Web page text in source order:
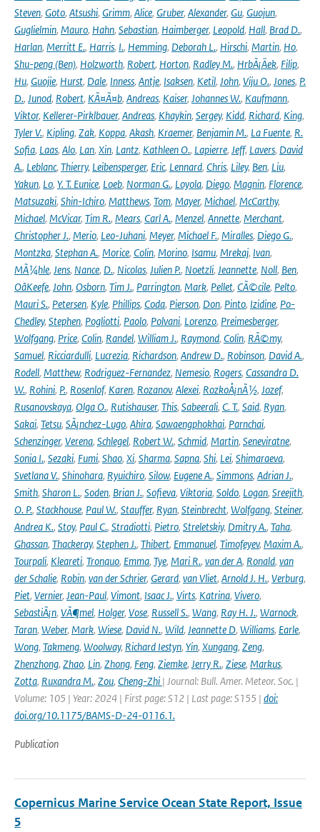
Steven, Goto, Atsushi, Grimm, Alice, Gruber, Alexander, Gu, Guojun,
Guglielmin, Mauro, Hahn, Sebastian, Haimberger, Leopold, Hall, Brad D.,
Harlan, Merritt E., Harris, I., Hemming, Deborah L., Hirschi, Martin, Ho,
Shu-peng (Ben), Holzworth, Robert, Horton, Radley M., HrbÃ¡Äek, Filip,
Hu, Guojie, Hurst, Dale, Inness, Antje, Isaksen, Ketil, John, Viju O., Jones, P.
D., Junod, Robert, KÃ¤Ã¤b, Andreas, Kaiser, Johannes W., Kaufmann,
Viktor, Kellerer-Pirklbauer, Andreas, Khaykin, Sergey, Kidd, Richard, King,
Tyler V., Kipling, Zak, Koppa, Akash, Kraemer, Benjamin M., La Fuente, R.
Sofia, Laas, Alo, Lan, Xin, Lantz, Kathleen O., Lapierre, Jeff, Lavers, David
A., Leblanc, Thierry, Leibensperger, Eric, Lennard, Chris, Liley, Ben, Liu,
Yakun, Lo, Y. T. Eunice, Loeb, Norman G., Loyola, Diego, Magnin, Florence,
Matsuzaki, Shin-Ichiro, Matthews, Tom, Mayer, Michael, McCarthy,
Michael, McVicar, Tim R., Mears, Carl A., Menzel, Annette, Merchant,
Christopher J., Merio, Leo-Juhani, Meyer, Michael F., Miralles, Diego G.,
Montzka, Stephan A., Morice, Colin, Morino, Isamu, Mrekaj, Ivan,
MÃ¼hle, Jens, Nance, D., Nicolas, Julien P., Noetzli, Jeannette, Noll, Ben,
OâKeefe, John, Osborn, Tim J., Parrington, Mark, Pellet, CÃ©cile, Pelto,
Mauri S., Petersen, Kyle, Phillips, Coda, Pierson, Don, Pinto, Izidine, Po-
Chedley, Stephen, Pogliotti, Paolo, Polvani, Lorenzo, Preimesberger,
Wolfgang, Price, Colin, Randel, William J., Raymond, Colin, RÃ©my,
Samuel, Ricciardulli, Lucrezia, Richardson, Andrew D., Robinson, David A.,
Rodell, Matthew, Rodriguez-Fernandez, Nemesio, Rogers, Cassandra D.
W., Rohini, P., Rosenlof, Karen, Rozanov, Alexei, RozkoÅ¡nÃ½, Jozef,
Rusanovskaya, Olga O., Rutishauser, This, Sabeerali, C. T., Said, Ryan,
Sakai, Tetsu, SÃ¡nchez-Lugo, Ahira, Sawaengphokhai, Parnchai,
Schenzinger, Verena, Schlegel, Robert W., Schmid, Martin, Seneviratne,
Sonia I., Sezaki, Fumi, Shao, Xi, Sharma, Sapna, Shi, Lei, Shimaraeva,
Svetlana V., Shinohara, Ryuichiro, Silow, Eugene A., Simmons, Adrian J.,
Smith, Sharon L., Soden, Brian J., Sofieva, Viktoria, Soldo, Logan, Sreejith,
O. P., Stackhouse, Paul W., Stauffer, Ryan, Steinbrecht, Wolfgang, Steiner,
Andrea K., Stoy, Paul C., Stradiotti, Pietro, Streletskiy, Dmitry A., Taha,
Ghassan, Thackeray, Stephen J., Thibert, Emmanuel, Timofeyev, Maxim A.,
Tourpali, Kleareti, Tronquo, Emma, Tye, Mari R., van der A, Ronald, van
der Schalie, Robin, van der Schrier, Gerard, van Vliet, Arnold J. H., Verburg,
Piet, Vernier, Jean-Paul, Vimont, Isaac J., Virts, Katrina, Vivero,
SebastiÃ¡n, VÃ¶mel, Holger, Vose, Russell S., Wang, Ray H. J., Warnock,
Taran, Weber, Mark, Wiese, David N., Wild, Jeannette D, Williams, Earle,
Wong, Takmeng, Woolway, Richard Iestyn, Yin, Xungang, Zeng,
Zhenzhong, Zhao, Lin, Zhong, Feng, Ziemke, Jerry R., Ziese, Markus,
Zotta, Ruxandra M., Zou, Cheng-Zhi | Journal: Bull. Amer. Meteor. Soc. |
Volume: 105 | Year: 2024 | First page: S12 | Last page: S155 | doi:
doi.org/10.1175/BAMS-D-24-0116.1.
Publication
Copernicus Marine Service Ocean State Report, Issue
5